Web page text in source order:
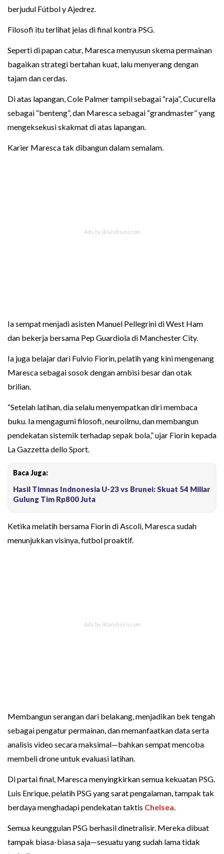
berjudul Fútbol y Ajedrez.
Filosofi itu terlihat jelas di final kontra PSG.
Seperti di papan catur, Maresca menyusun skema permainan
bagaikan strategi bertahan kuat, lalu menyerang dengan
tajam dan cerdas.
Di atas lapangan, Cole Palmer tampil sebagai “raja”, Cucurella
sebagai “benteng”, dan Maresca sebagai “grandmaster” yang
mengeksekusi skakmat di atas lapangan.
Karier Maresca tak dibangun dalam semalam.
Ia sempat menjadi asisten Manuel Pellegrini di West Ham
dan bekerja bersama Pep Guardiola di Manchester City.
Ia juga belajar dari Fulvio Fiorin, pelatih yang kini mengenang
Maresca sebagai sosok dengan ambisi besar dan otak
brilian.
“Setelah latihan, dia selalu menyempatkan diri membaca
buku. Ia mengagumi filosofi, neuroilmu, dan membangun
pendekatan sistemik terhadap sepak bola,” ujar Fiorin kepada
La Gazzetta dello Sport.
Baca Juga:
Hasil Timnas Indnonesia U-23 vs Brunei: Skuat 54 Miliar
Gulung Tim Rp800 Juta
Ketika melatih bersama Fiorin di Ascoli, Maresca sudah
menunjukkan visinya, futbol proaktif.
Membangun serangan dari belakang, menjadikan bek tengah
sebagai pengatur permainan, dan memanfaatkan data serta
analisis video secara maksimal—bahkan sempat mencoba
membeli drone untuk evaluasi latihan.
Di partai final, Maresca menyingkirkan semua kekuatan PSG.
Luis Enrique, pelatih PSG yang sarat pengalaman, tampak tak
berdaya menghadapi pendekatan taktis Chelsea.
Semua keunggulan PSG berhasil dinetralisir. Mereka dibuat
tampak biasa-biasa saja—sesuatu yang sudah lama tidak